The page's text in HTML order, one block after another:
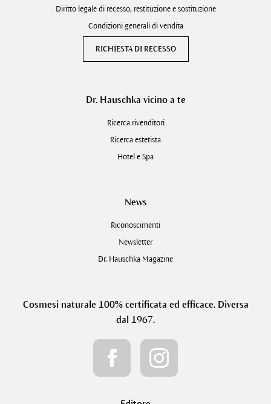
Diritto legale di recesso, restituzione e sostituzione
Condizioni generali di vendita
RICHIESTA DI RECESSO
Dr. Hauschka vicino a te
Ricerca rivenditori
Ricerca estetista
Hotel e Spa
News
Riconoscimenti
Newsletter
Dr. Hauschka Magazine
Cosmesi naturale 100% certificata ed efficace. Diversa
dal 1967.